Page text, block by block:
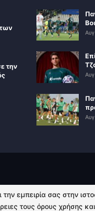
την
την εμπειρία σας στην
τους όρους χρήσης